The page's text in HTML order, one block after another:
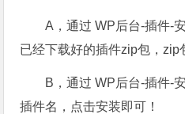
A，通过 WP后台-插件-
已经下载好的插件zip包，zip
B，通过 WP后台-插件-
插件名，点击安装即可！